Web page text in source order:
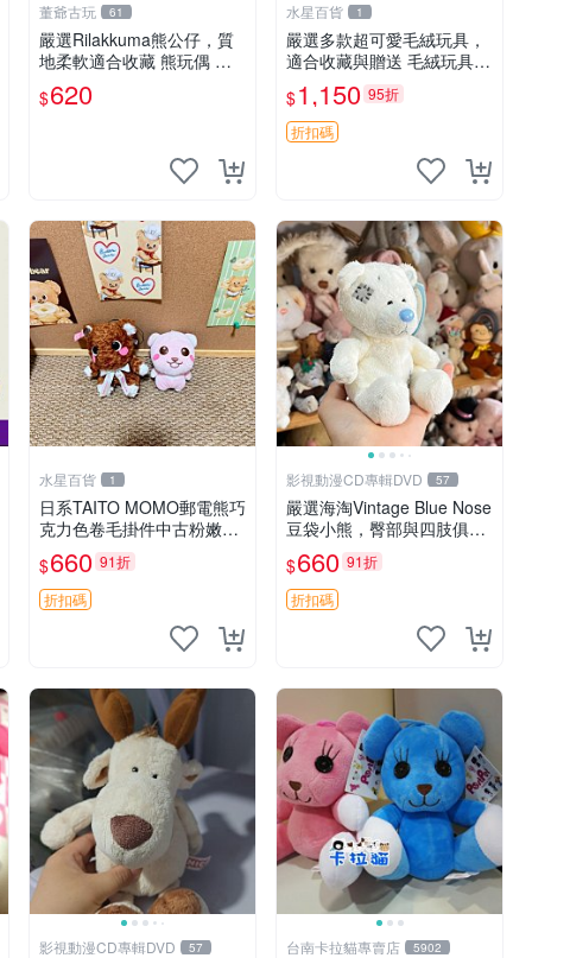
董爺古玩 61
嚴選Rilakkuma熊公仔，質
地柔軟適合收藏 熊玩偶 柔
軟 公仔 收藏
$620
水星百貨 1
嚴選多款超可愛毛絨玩具，
適合收藏與贈送 毛絨玩具、
抱枕、公仔
$1,150 95折
折扣碼
水星百貨 1
日系TAITO MOMO郵電熊巧
克力色卷毛掛件中古粉嫩玩
偶微瑕推薦 postpet momo
郵電熊 中古玩偶
$660 91折
折扣碼
影視動漫CD專輯DVD 57
嚴選海淘Vintage Blue Nose
豆袋小熊，臀部與四肢俱
全，坐高11公分，附原盒與
吊牌收藏。藍鼻子小熊，值
得擁有 玩具 憶熊
$660 91折
折扣碼
影視動漫CD專輯DVD 57 台南卡拉貓專賣店 5902